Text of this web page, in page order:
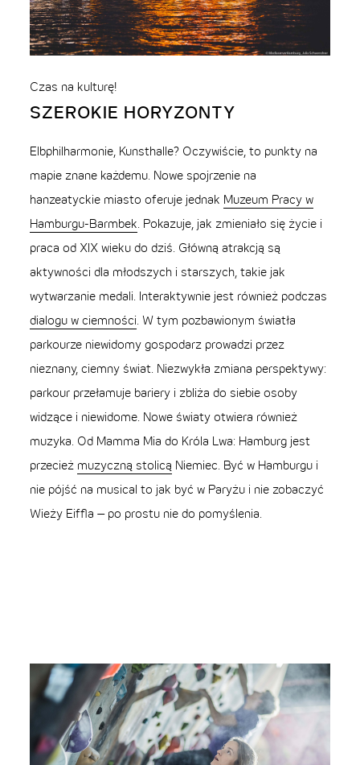
Czas na kulturę!
SZEROKIE HORYZONTY
Elbphilharmonie, Kunsthalle? Oczywiście, to punkty na
mapie znane każdemu. Nowe spojrzenie na
hanzeatyckie miasto oferuje jednak Muzeum Pracy w
Hamburgu-Barmbek. Pokazuje, jak zmieniało się życie i
praca od XIX wieku do dziś. Główną atrakcją są
aktywności dla młodszych i starszych, takie jak
wytwarzanie medali. Interaktywnie jest również podczas
dialogu w ciemności. W tym pozbawionym światła
parkourze niewidomy gospodarz prowadzi przez
nieznany, ciemny świat. Niezwykła zmiana perspektywy:
parkour przełamuje bariery i zbliża do siebie osoby
widzące i niewidome. Nowe światy otwiera również
muzyka. Od Mamma Mia do Króla Lwa: Hamburg jest
przecież muzyczną stolicą Niemiec. Być w Hamburgu i
nie pójść na musical to jak być w Paryżu i nie zobaczyć
Wieży Eiffla – po prostu nie do pomyślenia.